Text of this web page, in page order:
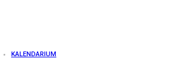
KALENDARIUM